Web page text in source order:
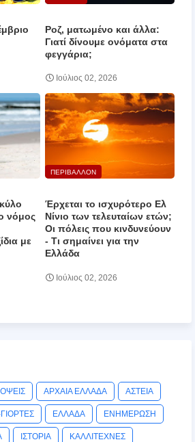
Ροζ, ματωμένο και άλλα:
Γιατί δίνουμε ονόματα στα
φεγγάρια;
Ιούλιος 02, 2026
νόμος
με
ΠΕΡΙΒΑΛΛΟΝ
Έρχεται το ισχυρότερο Ελ
Νίνιο των τελευταίων ετών;
Οι πόλεις που κινδυνεύουν
‑ Τι σημαίνει για την
Ελλάδα
Ιούλιος 02, 2026
ΑΡΧΑΙΑ ΕΛΛΑΔΑ ΑΣΤΕΙΑ
ΕΛΛΑΔΑ ΕΝΗΜΕΡΩΣΗ
ΙΣΤΟΡΙΑ ΚΑΛΛΙΤΕΧΝΕΣ